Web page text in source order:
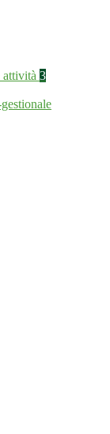
attività 3